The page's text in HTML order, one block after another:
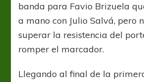
banda para Favio Brizuela
a mano con Julio Salvá, pero
superar la resistencia del
romper el marcador.
Llegando al final de la